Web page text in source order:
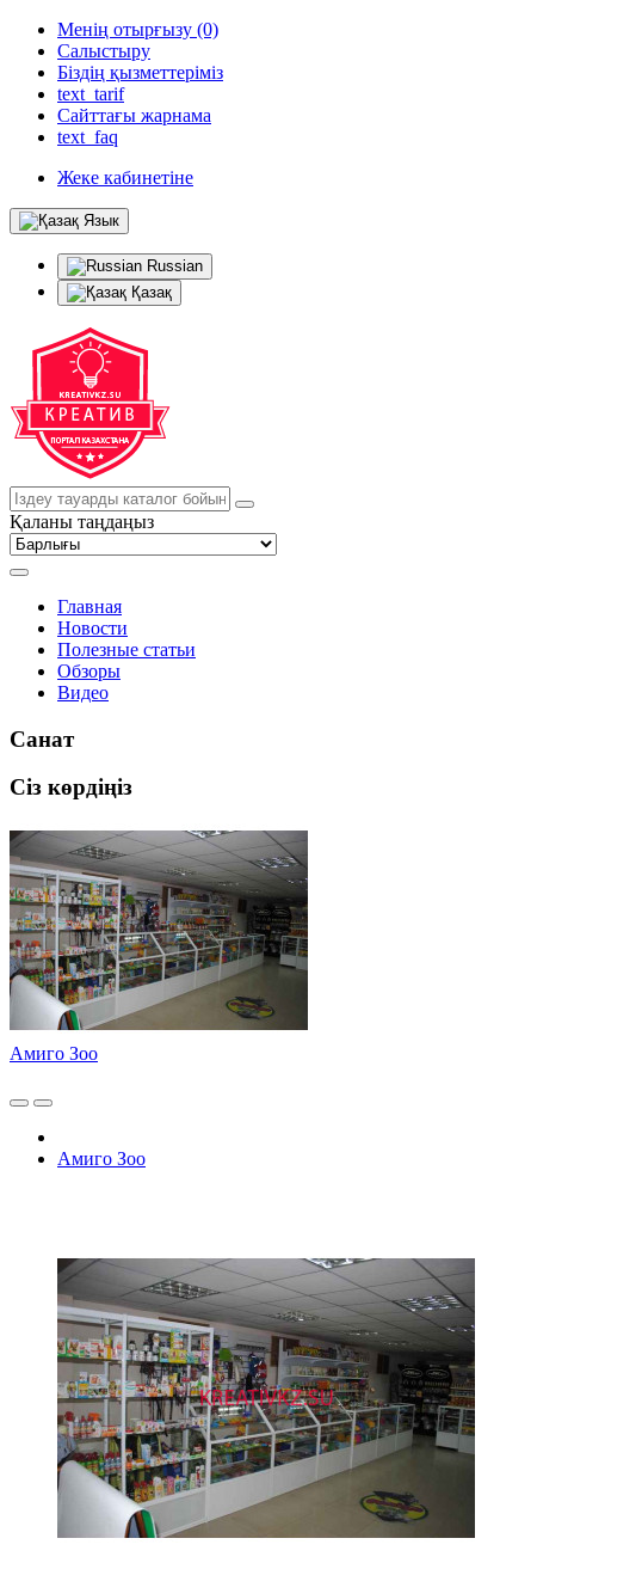
Менің отырғызу (0)
Салыстыру
Біздің қызметтеріміз
text_tarif
Сайттағы жарнама
text_faq
Жеке кабинетіне
Язык
Russian
Қазақ
Қаланы таңдаңыз
Главная
Новости
Полезные статьи
Обзоры
Видео
Санат
Сіз көрдіңіз
Амиго Зоо
Амиго Зоо